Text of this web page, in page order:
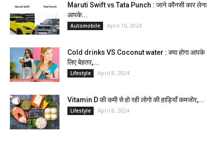
Maruti Swift vs Tata Punch : जाने कौनसी कार लेना
आपके...
Automobile April 16, 2024
Cold drinks VS Coconut water : क्या होगा आपके
लिए बेहतर,...
Lifestyle April 8, 2024
Vitamin D की कमी से हो रही लोगो की हाड़ियाँ कमजोर,...
Lifestyle April 8, 2024